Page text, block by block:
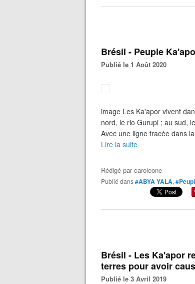
Brésil - Peuple
Publié le 1 Août 2020
image Les Ka'apor vivent
nord, le rio Gurupi ; au sud,
Avec une ligne tracée dans
Lire la suite
Rédigé parcaroleone
Publié dans#ABYA YALA,
Brésil - Les Ka'apor
terres pour avoir
Publié le 3 Avril 2019